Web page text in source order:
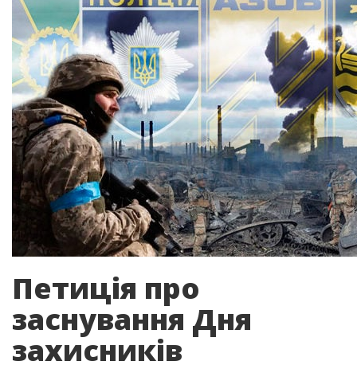
Петиція про
заснування Дня
захисників